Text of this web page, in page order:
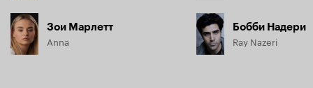
Зои Марлетт
Anna
Бобби Надери
Ray Nazeri